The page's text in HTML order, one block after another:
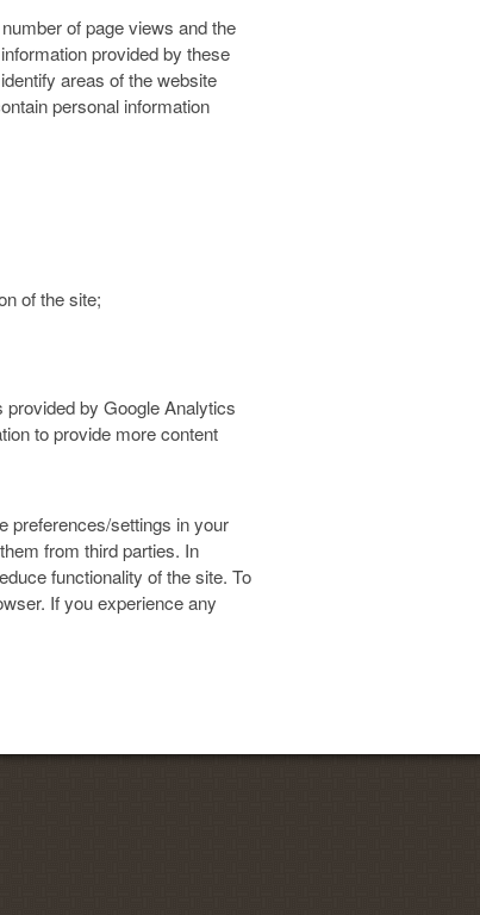
of page views and the
provided by these
areas of the website
personal information
of the site;
by Google Analytics
to provide more content
preferences/settings in your
from third parties. In
functionality of the site. To
If you experience any